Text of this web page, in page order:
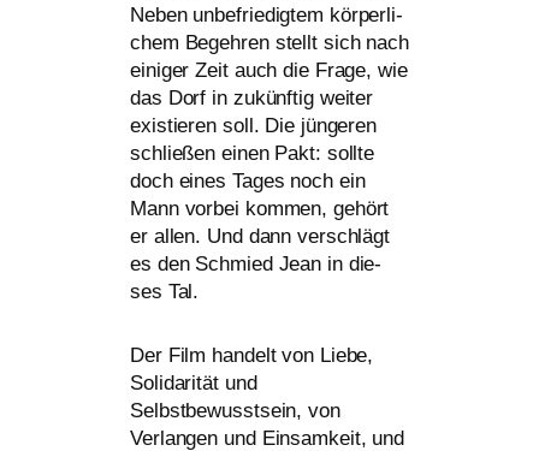
Neben unbe­frie­dig­tem kör­per­li­
chem Begehren stellt sich nach
eini­ger Zeit auch die Frage, wie
das Dorf in zukünf­tig wei­ter
exis­tie­ren soll. Die jün­ge­ren
schlie­ßen einen Pakt: soll­te
doch eines Tages noch ein
Mann vor­bei kom­men, gehört
er allen. Und dann ver­schlägt
es den Schmied Jean in die­
ses Tal.
Der Film han­delt von Liebe,
Solidarität und
Selbstbewusstsein, von
Verlangen und Einsamkeit, und